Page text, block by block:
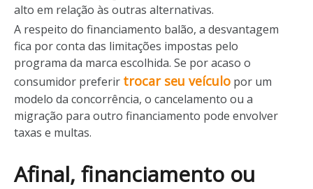
alto em relação às outras alternativas.
A respeito do financiamento balão, a desvantagem
fica por conta das limitações impostas pelo
programa da marca escolhida. Se por acaso o
consumidor preferir trocar seu veículo por um
modelo da concorrência, o cancelamento ou a
migração para outro financiamento pode envolver
taxas e multas.
Afinal, financiamento ou